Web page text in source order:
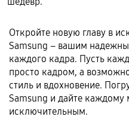
Откройте новую главу в
Samsung – вашим
каждого кадра. Пусть
просто кадром, а
стиль и вдохновение.
Samsung и дайте каждому
исключительным.